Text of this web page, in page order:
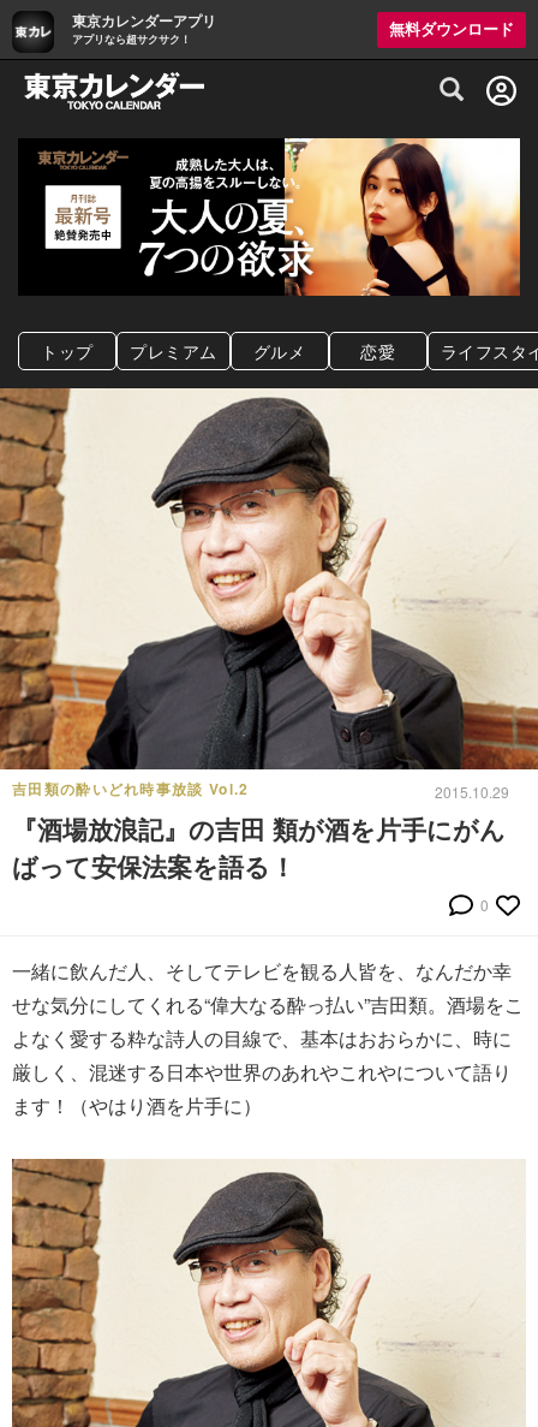
東京カレンダーアプリ
アプリなら超サクサク！
無料ダウンロード
グルメ情報・プレミアムレストラン予約
トップ プレミアム グルメ 恋愛 ライフスタ
吉田類の酔いどれ時事放談 Vol.2 2015.10.29
『酒場放浪記』の吉田 類が酒を片手にがん
ばって安保法案を語る！
0
一緒に飲んだ人、そしてテレビを観る人皆を、なんだか幸
せな気分にしてくれる“偉大なる酔っ払い”吉田類。酒場をこ
よなく愛する粋な詩人の目線で、基本はおおらかに、時に
厳しく、混迷する日本や世界のあれやこれやについて語り
ます！（やはり酒を片手に）